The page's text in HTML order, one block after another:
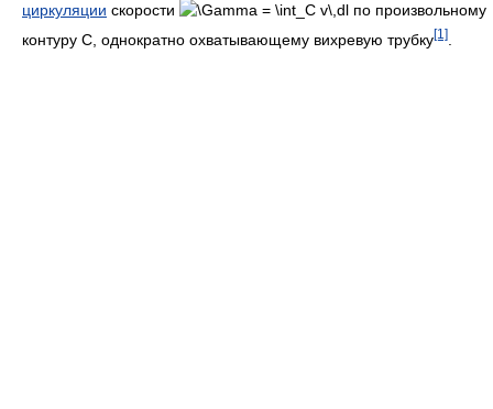
циркуляции скорости
по произвольному
контуру C, однократно охватывающему вихревую трубку[1]